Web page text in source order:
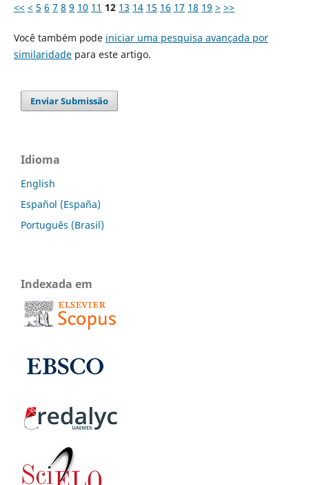
<< < 5 6 7 8 9 10 11 12 13 14 15 16 17 18 19 > >>
Você também pode iniciar uma pesquisa avançada por
similaridadepara este artigo.
Enviar Submissão
Idioma
English
Español (España)
Português (Brasil)
Indexada em